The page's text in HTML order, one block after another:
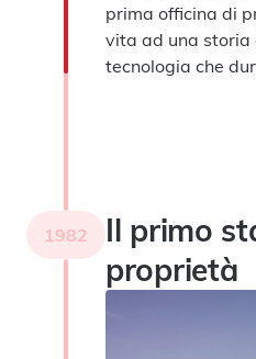
prima officina di
vita ad una storia
tecnologia che
1982
Il primo
proprietà